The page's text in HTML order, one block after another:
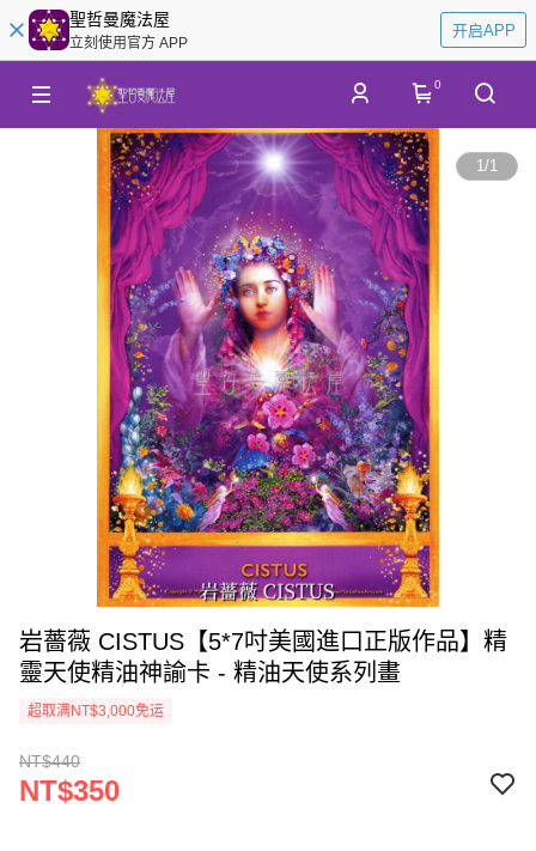
聖哲曼魔法屋
立刻使用官方 APP
开启APP
0
1/1
岩薔薇 CISTUS【5*7吋美國進口正版作品】精
靈天使精油神諭卡 - 精油天使系列畫
超取满NT$3,000免运
NT$440
NT$350